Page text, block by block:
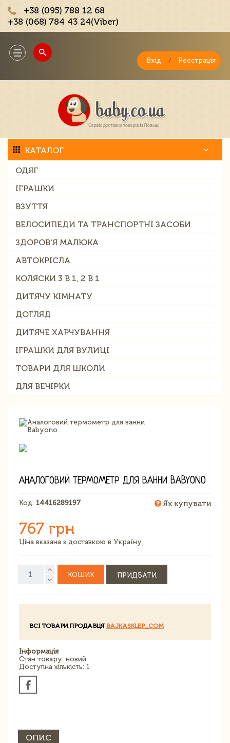
+38 (095) 788 12 68
+38 (068) 784 43 24(Viber)
Toggle
navigation
Вхід / Реєстрація
КАТАЛОГ
ОДЯГ
ІГРАШКИ
ВЗУТТЯ
ВЕЛОСИПЕДИ ТА ТРАНСПОРТНІ ЗАСОБИ
ЗДОРОВ'Я МАЛЮКА
АВТОКРІСЛА
КОЛЯСКИ 3 В 1, 2 В 1
ДИТЯЧУ КІМНАТУ
ДОГЛЯД
ДИТЯЧЕ ХАРЧУВАННЯ
ІГРАШКИ ДЛЯ ВУЛИЦІ
ТОВАРИ ДЛЯ ШКОЛИ
ДЛЯ ВЕЧІРКИ
АНАЛОГОВИЙ ТЕРМОМЕТР ДЛЯ ВАННИ BABYONO
Код: 14416289197 Як купувати
767 грн
Ціна вказана з доставкою в Україну
КОШИК ПРИДБАТИ
ВСІ ТОВАРИ ПРОДАВЦЯ BAJKASKLEP_COM
Інформація
Стан товару: новий
Доступна кількість: 1
ОПИС